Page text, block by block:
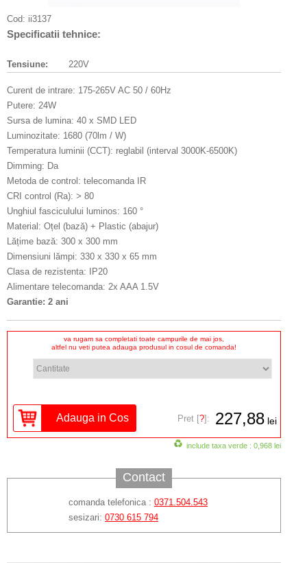
Cod: ii3137
Specificatii tehnice:
Tensiune: 220V
Curent de intrare: 175-265V AC 50 / 60Hz
Putere: 24W
Sursa de lumina: 40 x SMD LED
Luminozitate: 1680 (70lm / W)
Temperatura luminii (CCT): reglabil (interval 3000K-6500K)
Dimming: Da
Metoda de control: telecomanda IR
CRI control (Ra): > 80
Unghiul fasciculului luminos: 160 °
Material: Oțel (bază) + Plastic (abajur)
Lățime bază: 300 x 300 mm
Dimensiuni lămpi: 330 x 330 x 65 mm
Clasa de rezistenta: IP20
Alimentare telecomanda: 2x AAA 1.5V
Garantie: 2 ani
va rugam sa completati toate campurile de mai jos,
altfel nu veti putea adauga produsul in cosul de comanda!
Pret [?]: 227,88 lei
include taxa verde : 0,968 lei
Contact
comanda telefonica : 0371.504.543
sesizari: 0730 615 794